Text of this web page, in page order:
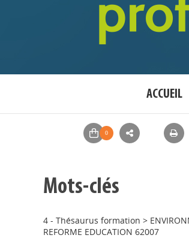
ACCUEIL
Mots-clés
4 - Thésaurus formation >
REFORME EDUCATION 62007